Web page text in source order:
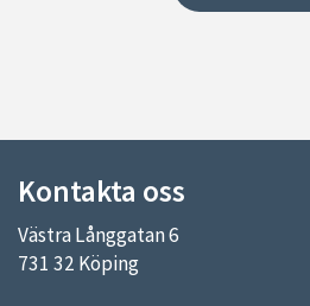
Kontakta oss
Västra Långgatan 6
731 32 Köping